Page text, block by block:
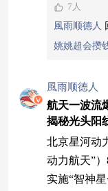
7人
風雨顺德人
姚姚超会攒
風雨顺德人
航天一波流
揭秘光头阳
北京星河动
动力航天”
实施“智神